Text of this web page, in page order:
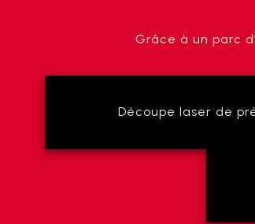
Grâce à un parc
Découpe laser de